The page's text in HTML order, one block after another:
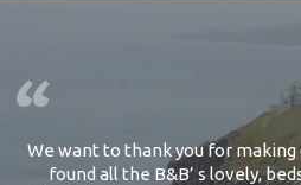
We want to thank you for
found all the B&B’ s lovely,